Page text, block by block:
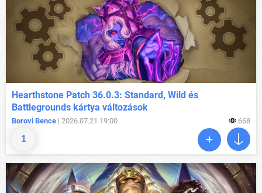
1
Hearthstone Patch 36.0.3: Standard, Wild és
Battlegrounds kártya változások
Borovi Bence | 2026.07.21 19:00 668